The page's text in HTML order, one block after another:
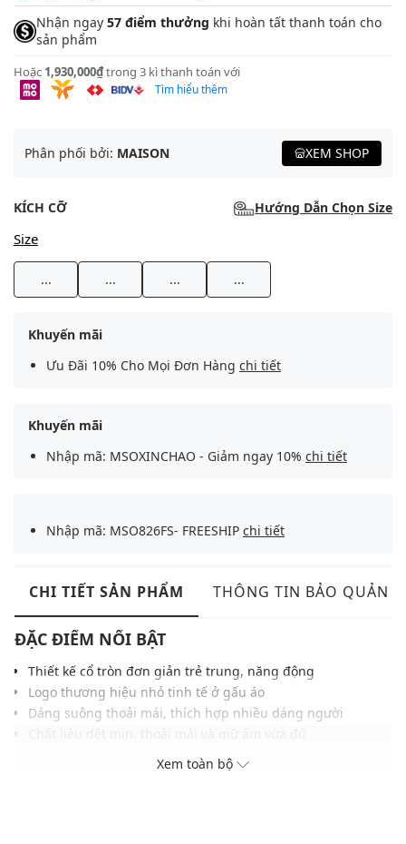
Nhận ngay 57 điểm thưởng khi hoàn tất thanh toán cho
sản phẩm
Hoặc 1,930,000₫trong 3 kì thanh toán với
Tìm hiểu thêm
Phân phối bởi: MAISON XEM SHOP
KÍCH CỠ Hướng Dẫn Chọn Size
Size
... ... ... ...
Khuyến mãi
Ưu Đãi 10% Cho Mọi Đơn Hàng chi tiết
Khuyến mãi
Nhập mã: MSOXINCHAO - Giảm ngay 10% chi tiết
Nhập mã: MSO826FS- FREESHIP chi tiết
CHI TIẾT SẢN PHẨM THÔNG TIN BẢO QUẢN
ĐẶC ĐIỂM NỔI BẬT
Thiết kế cổ tròn đơn giản trẻ trung, năng động
Logo thương hiệu nhỏ tinh tế ở gấu áo
Dáng suông thoải mái, thích hợp nhiều dáng người
Dễ kết hợp cùng quần jeans, chân váy hoặc layer
Xem toàn bộ